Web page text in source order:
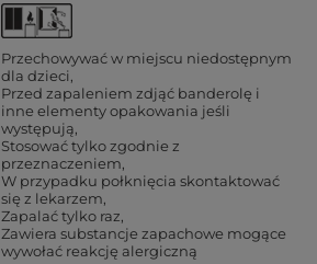
Przechowywać w miejscu niedostępnym
dla dzieci
Przed zapaleniem zdjąć banderolę i
inne elementy opakowania jeśli
występują
Stosować tylko zgodnie z
przeznaczeniem
W przypadku połknięcia skontaktować
się z lekarzem
Zapalać tylko raz
Zawiera substancje zapachowe mogące
wywołać reakcję alergiczną